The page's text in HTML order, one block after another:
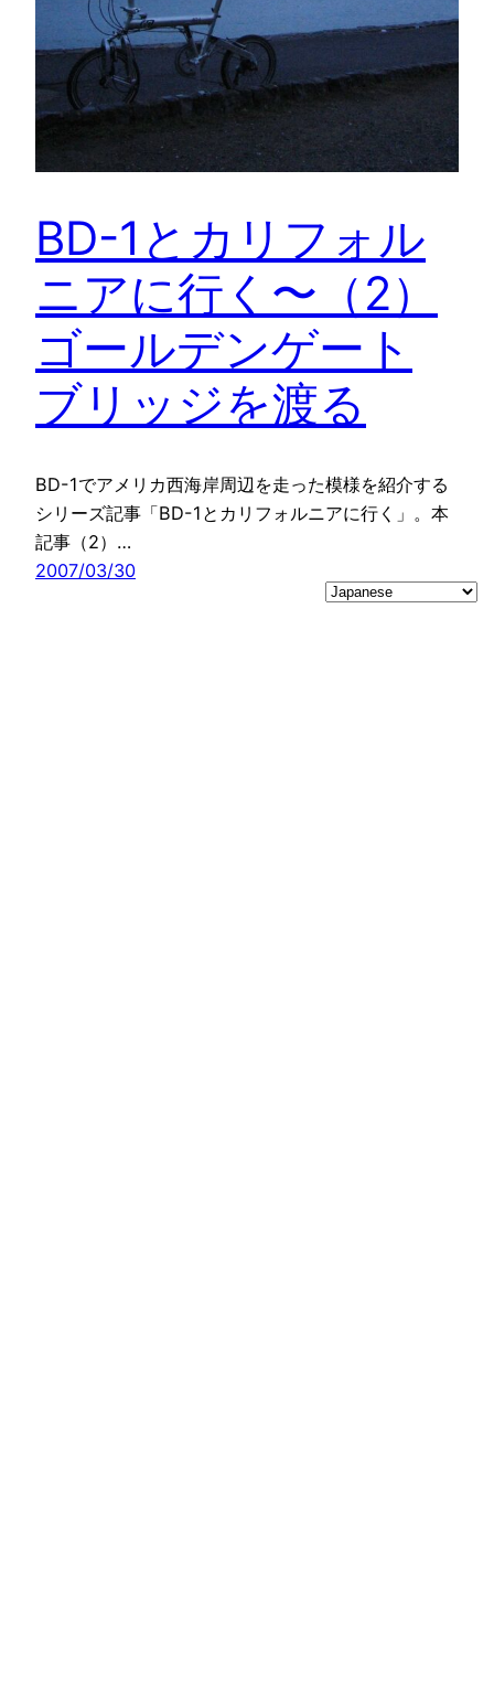
BD-1とカリフォル
ニアに行く〜（2）
ゴールデンゲート
ブリッジを渡る
BD-1でアメリカ西海岸周辺を走った模様を紹介する
シリーズ記事「BD-1とカリフォルニアに行く」。本
記事（2）…
2007/03/30